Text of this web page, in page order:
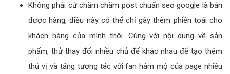
Không phải cứ chăm chăm post chuẩn seo google là bán
được hàng, điều này có thể chỉ gây thêm phiền toái cho
khách hàng của mình thôi. Cùng với nội dung về sản
phẩm, thử thay đổi nhiều chủ để khác nhau để tạo thêm
thú vị và tăng tương tác với fan hâm mộ của page nhiều